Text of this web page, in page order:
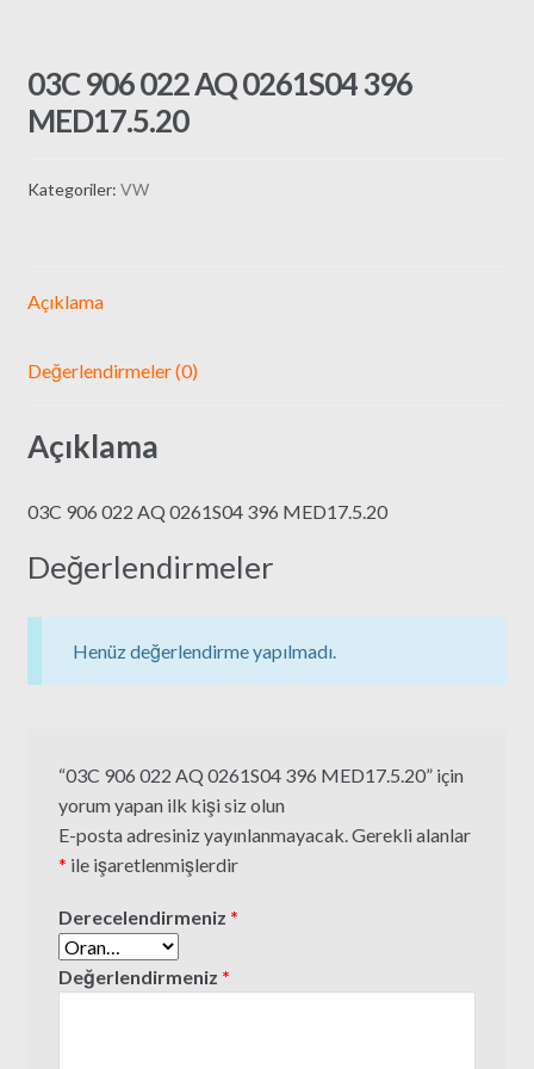
03C 906 022 AQ 0261S04 396
MED17.5.20
Kategoriler: VW
Açıklama
Değerlendirmeler (0)
Açıklama
03C 906 022 AQ 0261S04 396 MED17.5.20
Değerlendirmeler
Henüz değerlendirme yapılmadı.
“03C 906 022 AQ 0261S04 396 MED17.5.20” için
yorum yapan ilk kişi siz olun
E-posta adresiniz yayınlanmayacak. Gerekli alanlar
* ile işaretlenmişlerdir
Derecelendirmeniz *
Değerlendirmeniz *